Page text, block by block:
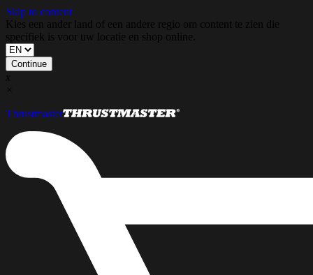
Skip to content
Kies een ander land of een andere regio om content te zien die
specifiek is voor uw locatie en shop online.
Continue
x
×
Thrustmaster